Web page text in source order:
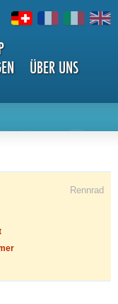
ÜBER UNS
Rennrad